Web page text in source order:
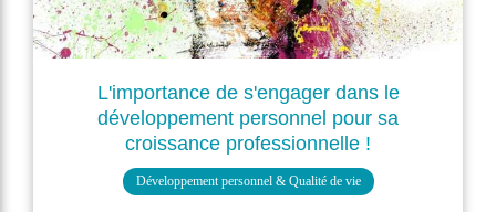
L'importance de s'engager dans le
développement personnel pour sa
croissance professionnelle !
Développement personnel & Qualité de vie